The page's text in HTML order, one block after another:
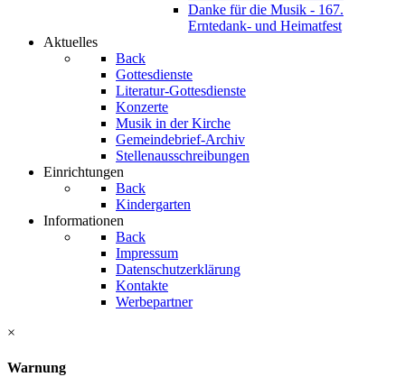
Danke für die Musik - 167.
Erntedank- und Heimatfest
Aktuelles
Back
Gottesdienste
Literatur-Gottesdienste
Konzerte
Musik in der Kirche
Gemeindebrief-Archiv
Stellenausschreibungen
Einrichtungen
Back
Kindergarten
Informationen
Back
Impressum
Datenschutzerklärung
Kontakte
Werbepartner
×
Warnung